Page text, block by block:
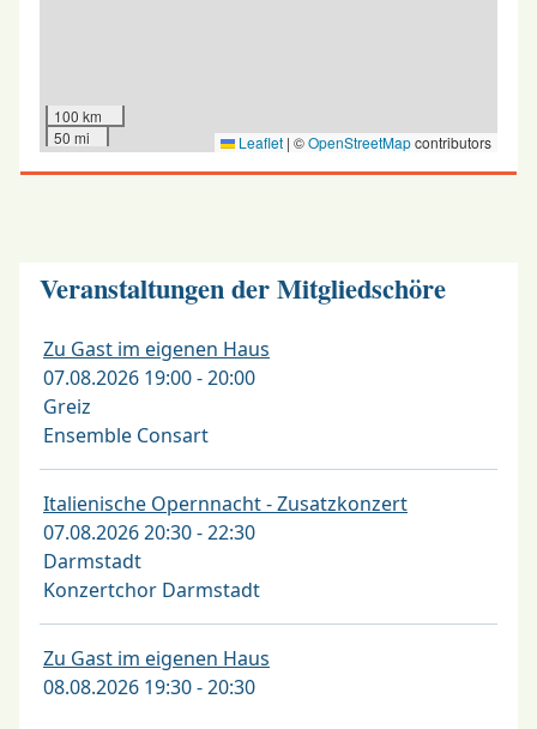
100 km
50 mi
Leaflet | ©OpenStreetMapcontributors
Veranstaltungen der Mitgliedschöre
Zu Gast im eigenen Haus
07.08.2026 19:00 - 20:00
Greiz
Ensemble Consart
Italienische Opernnacht - Zusatzkonzert
07.08.2026 20:30 - 22:30
Darmstadt
Konzertchor Darmstadt
Zu Gast im eigenen Haus
08.08.2026 19:30 - 20:30